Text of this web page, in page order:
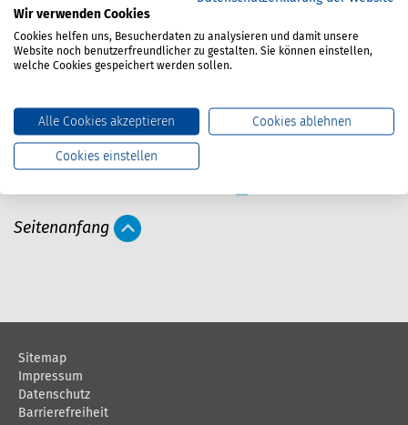
r Dienst
Beitrittsformulare
t
e
a
k
Seitenanfang
Sitemap
Impressum
Datenschutz
Barrierefreiheit
Wir verwenden Cookies
Cookies helfen uns, Besucherdaten zu analysieren und damit unsere
Website noch benutzerfreundlicher zu gestalten. Sie können einstellen,
welche Cookies gespeichert werden sollen.
Alle Cookies akzeptieren Cookies ablehnen
Cookies einstellen